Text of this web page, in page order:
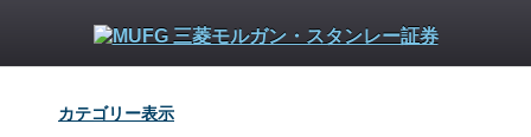
カテゴリー表示